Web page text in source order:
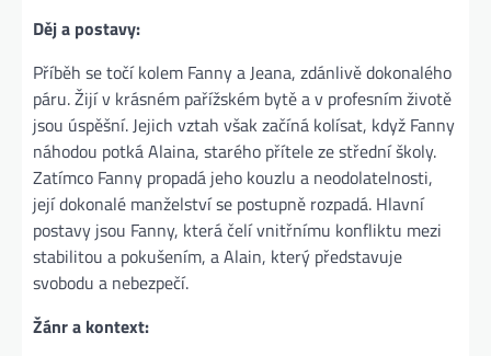
Děj a postavy:
Příběh se točí kolem Fanny a Jeana, zdánlivě dokonalého
páru. Žijí v krásném pařížském bytě a v profesním životě
jsou úspěšní. Jejich vztah však začíná kolísat, když Fanny
náhodou potká Alaina, starého přítele ze střední školy.
Zatímco Fanny propadá jeho kouzlu a neodolatelnosti,
její dokonalé manželství se postupně rozpadá. Hlavní
postavy jsou Fanny, která čelí vnitřnímu konfliktu mezi
stabilitou a pokušením, a Alain, který představuje
svobodu a nebezpečí.
Žánr a kontext: